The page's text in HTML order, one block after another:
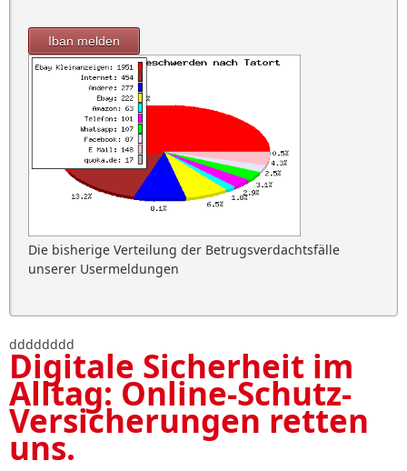
Iban melden
Die bisherige Verteilung der Betrugsverdachtsfälle
unserer Usermeldungen
dddddddd
Digitale Sicherheit im
Alltag: Online-Schutz-
Versicherungen retten
uns.